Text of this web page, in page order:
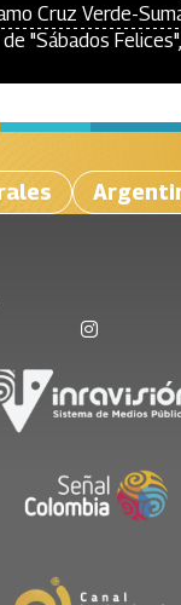
Cruz Verde-
"Sábados